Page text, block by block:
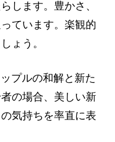
します。豊かさ、
ています。楽観的
ょう。
プルの和解と新た
の場合、美しい新
気持ちを率直に表